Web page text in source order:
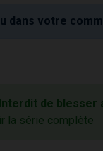
dans votre
de blesser
la série complète